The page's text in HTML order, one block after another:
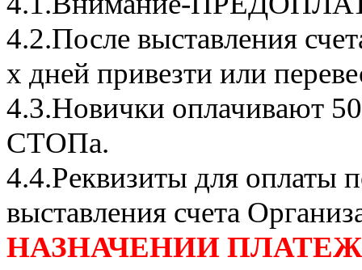
4.2.После выставления
х дней привезти или
4.3.Новички оплачивают
СТОПа.
4.4.Реквизиты для оплаты
выставления счета
НАЗНАЧЕНИИ ПЛАТЕЖА